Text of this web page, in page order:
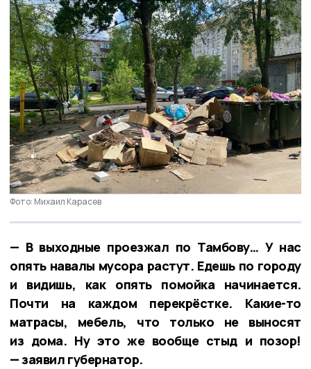
Фото: Михаил Карасев
— В выходные проезжал по Тамбову… У нас
опять навалы мусора растут. Едешь по городу
и видишь, как опять помойка начинается.
Почти на каждом перекрёстке. Какие-то
матрасы, мебель, что только не выносят
из дома. Ну это же вообще стыд и позор!
— заявил губернатор.